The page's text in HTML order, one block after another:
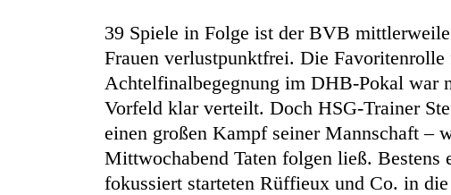
39 Spiele in Folge ist der BVB
Frauen verlustpunktfrei. Die Favoritenrolle
Achtelfinalbegegnung im DHB-Pokal war
Vorfeld klar verteilt. Doch HSG-Trainer
einen großen Kampf seiner Mannschaft –
Mittwochabend Taten folgen ließ. Bestens
fokussiert starteten Rüffieux und Co. in